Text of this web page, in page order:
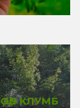
КЛУМБ